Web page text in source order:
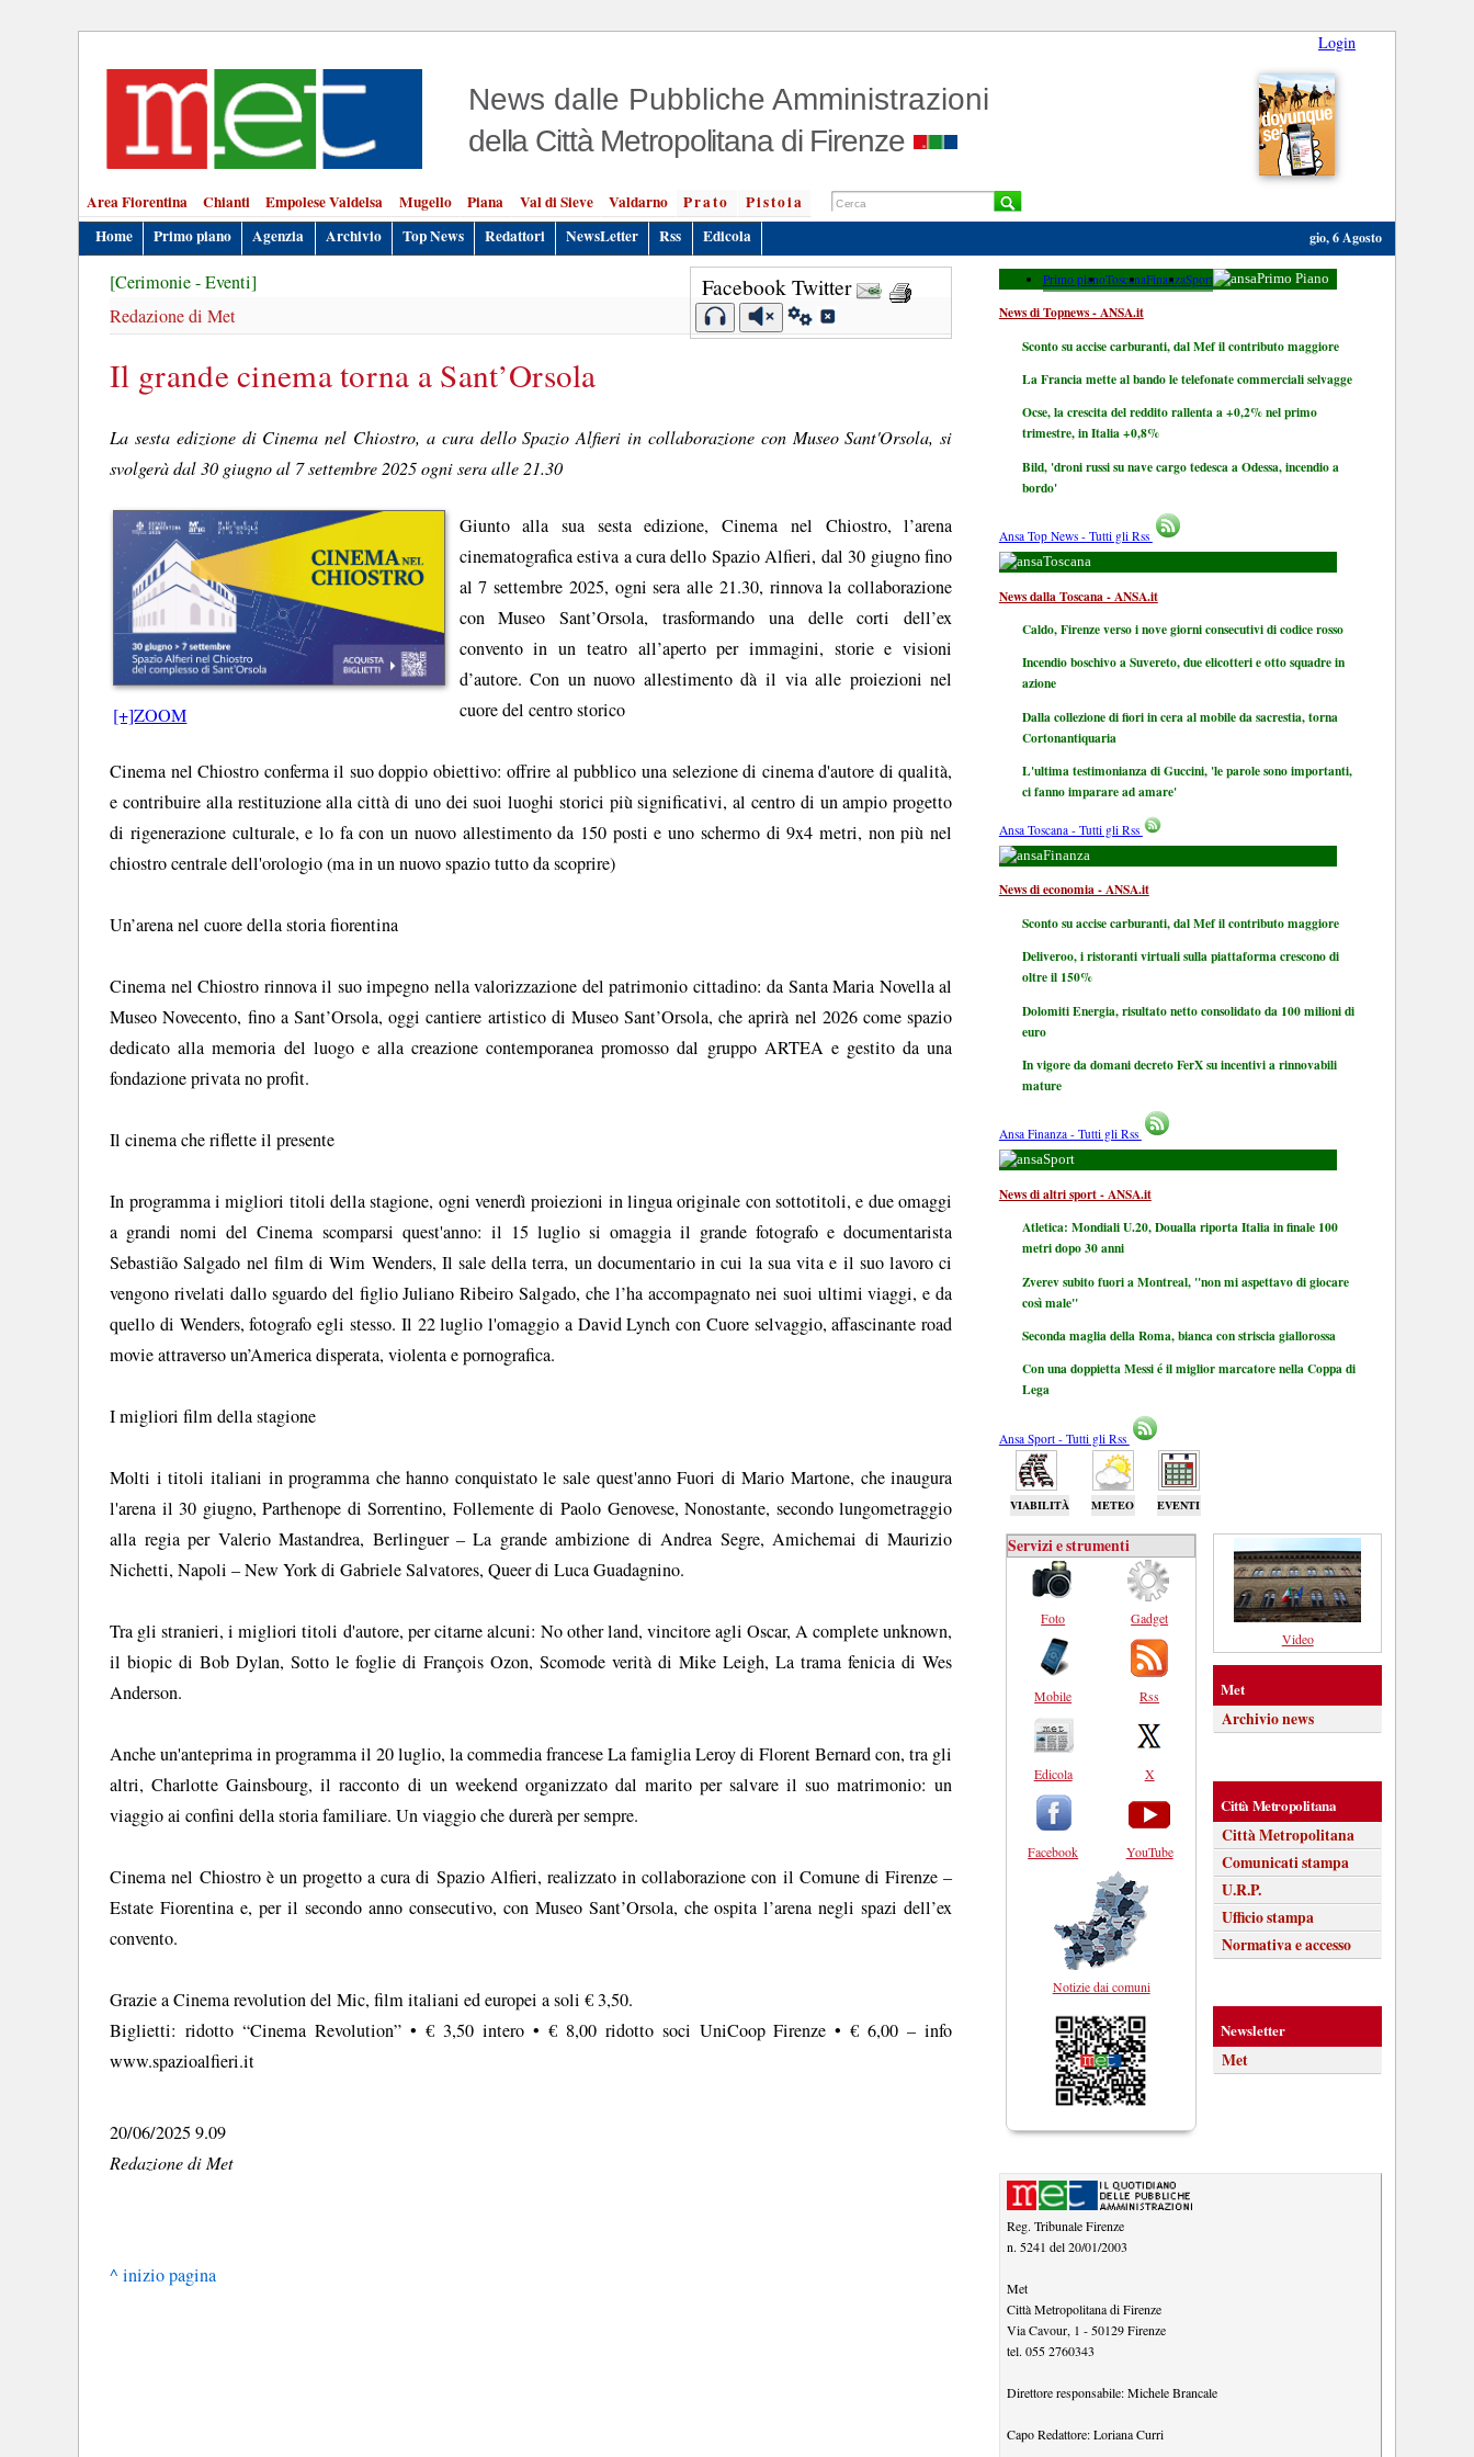
Login
News dalle Pubbliche Amministrazioni
della Città Metropolitana di Firenze
Area Fiorentina Chianti Empolese Valdelsa Mugello Piana Val di Sieve Valdarno Prato
Pistoia
Home
Primo piano Agenzia Archivio Top News Redattori NewsLetter Rss Edicola gio, 6 Agosto
Facebook Twitter
[Cerimonie - Eventi]
Redazione di Met
Il grande cinema torna a Sant’Orsola
La sesta edizione di Cinema nel Chiostro, a cura dello Spazio Alfieri in collaborazione con Museo Sant'Orsola, si
svolgerà dal 30 giugno al 7 settembre 2025 ogni sera alle 21.30
[+]ZOOM
Giunto alla sua sesta edizione, Cinema nel Chiostro, l’arena
cinematografica estiva a cura dello Spazio Alfieri, dal 30 giugno fino
al 7 settembre 2025, ogni sera alle 21.30, rinnova la collaborazione
con Museo Sant’Orsola, trasformando una delle corti dell’ex
convento in un teatro all’aperto per immagini, storie e visioni
d’autore. Con un nuovo allestimento dà il via alle proiezioni nel
cuore del centro storico
Cinema nel Chiostro conferma il suo doppio obiettivo: offrire al pubblico una selezione di cinema d'autore di qualità,
e contribuire alla restituzione alla città di uno dei suoi luoghi storici più significativi, al centro di un ampio progetto
di rigenerazione culturale, e lo fa con un nuovo allestimento da 150 posti e uno schermo di 9x4 metri, non più nel
chiostro centrale dell'orologio (ma in un nuovo spazio tutto da scoprire)
Un’arena nel cuore della storia fiorentina
Cinema nel Chiostro rinnova il suo impegno nella valorizzazione del patrimonio cittadino: da Santa Maria Novella al
Museo Novecento, fino a Sant’Orsola, oggi cantiere artistico di Museo Sant’Orsola, che aprirà nel 2026 come spazio
dedicato alla memoria del luogo e alla creazione contemporanea promosso dal gruppo ARTEA e gestito da una
fondazione privata no profit.
Il cinema che riflette il presente
In programma i migliori titoli della stagione, ogni venerdì proiezioni in lingua originale con sottotitoli, e due omaggi
a grandi nomi del Cinema scomparsi quest'anno: il 15 luglio si omaggia il grande fotografo e documentarista
Sebastião Salgado nel film di Wim Wenders, Il sale della terra, un documentario in cui la sua vita e il suo lavoro ci
vengono rivelati dallo sguardo del figlio Juliano Ribeiro Salgado, che l’ha accompagnato nei suoi ultimi viaggi, e da
quello di Wenders, fotografo egli stesso. Il 22 luglio l'omaggio a David Lynch con Cuore selvaggio, affascinante road
movie attraverso un’America disperata, violenta e pornografica.
I migliori film della stagione
Molti i titoli italiani in programma che hanno conquistato le sale quest'anno Fuori di Mario Martone, che inaugura
l'arena il 30 giugno, Parthenope di Sorrentino, Follemente di Paolo Genovese, Nonostante, secondo lungometraggio
alla regia per Valerio Mastandrea, Berlinguer – La grande ambizione di Andrea Segre, Amichemai di Maurizio
Nichetti, Napoli – New York di Gabriele Salvatores, Queer di Luca Guadagnino.
Tra gli stranieri, i migliori titoli d'autore, per citarne alcuni: No other land, vincitore agli Oscar, A complete unknown,
il biopic di Bob Dylan, Sotto le foglie di François Ozon, Scomode verità di Mike Leigh, La trama fenicia di Wes
Anderson.
Anche un'anteprima in programma il 20 luglio, la commedia francese La famiglia Leroy di Florent Bernard con, tra gli
altri, Charlotte Gainsbourg, il racconto di un weekend organizzato dal marito per salvare il suo matrimonio: un
viaggio ai confini della storia familiare. Un viaggio che durerà per sempre.
Cinema nel Chiostro è un progetto a cura di Spazio Alfieri, realizzato in collaborazione con il Comune di Firenze –
Estate Fiorentina e, per il secondo anno consecutivo, con Museo Sant’Orsola, che ospita l’arena negli spazi dell’ex
convento.
Grazie a Cinema revolution del Mic, film italiani ed europei a soli € 3,50.
Biglietti: ridotto “Cinema Revolution” • € 3,50 intero • € 8,00 ridotto soci UniCoop Firenze • € 6,00 – info
www.spazioalfieri.it
20/06/2025 9.09
Redazione di Met
^ inizio pagina
Primo pianoToscanaFinanzaSport Primo Piano
News di Topnews - ANSA.it
Sconto su accise carburanti, dal Mef il contributo maggiore
La Francia mette al bando le telefonate commerciali selvagge
Ocse, la crescita del reddito rallenta a +0,2% nel primo
trimestre, in Italia +0,8%
Bild, 'droni russi su nave cargo tedesca a Odessa, incendio a
bordo'
Ansa Top News - Tutti gli Rss
Toscana
News dalla Toscana - ANSA.it
Caldo, Firenze verso i nove giorni consecutivi di codice rosso
Incendio boschivo a Suvereto, due elicotteri e otto squadre in
azione
Dalla collezione di fiori in cera al mobile da sacrestia, torna
Cortonantiquaria
L'ultima testimonianza di Guccini, 'le parole sono importanti,
ci fanno imparare ad amare'
Ansa Toscana - Tutti gli Rss
Finanza
News di economia - ANSA.it
Sconto su accise carburanti, dal Mef il contributo maggiore
Deliveroo, i ristoranti virtuali sulla piattaforma crescono di
oltre il 150%
Dolomiti Energia, risultato netto consolidato da 100 milioni di
euro
In vigore da domani decreto FerX su incentivi a rinnovabili
mature
Ansa Finanza - Tutti gli Rss
Sport
News di altri sport - ANSA.it
Atletica: Mondiali U.20, Doualla riporta Italia in finale 100
metri dopo 30 anni
Zverev subito fuori a Montreal, "non mi aspettavo di giocare
così male"
Seconda maglia della Roma, bianca con striscia giallorossa
Con una doppietta Messi é il miglior marcatore nella Coppa di
Lega
Ansa Sport - Tutti gli Rss
VIABILITÀ METEO EVENTI
Servizi e strumenti
Foto
Mobile
Edicola
Facebook
Gadget
Rss
X
YouTube
Notizie dai comuni
Video
Met
Archivio news
Città Metropolitana
Città Metropolitana
Comunicati stampa
U.R.P.
Ufficio stampa
Normativa e accesso
Newsletter
Met
Reg. Tribunale Firenze
n. 5241 del 20/01/2003
Met
Città Metropolitana di Firenze
Via Cavour, 1 - 50129 Firenze
tel. 055 2760343
Direttore responsabile:Michele Brancale
Capo Redattore:Loriana Curri